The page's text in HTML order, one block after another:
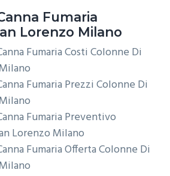
Fumaria
Lorenzo Milano
Fumaria Costi Colonne Di
Fumaria Prezzi Colonne Di
Fumaria Preventivo
Lorenzo Milano
Fumaria Offerta Colonne Di